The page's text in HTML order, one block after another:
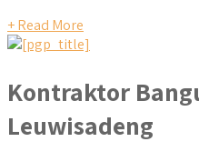
+ Read More
Kontraktor
Leuwisadeng